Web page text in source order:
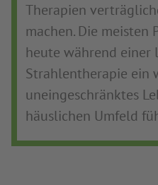
Therapien
machen. Die meisten
heute während einer
Strahlentherapie ein
uneingeschränktes
häuslichen Umfeld